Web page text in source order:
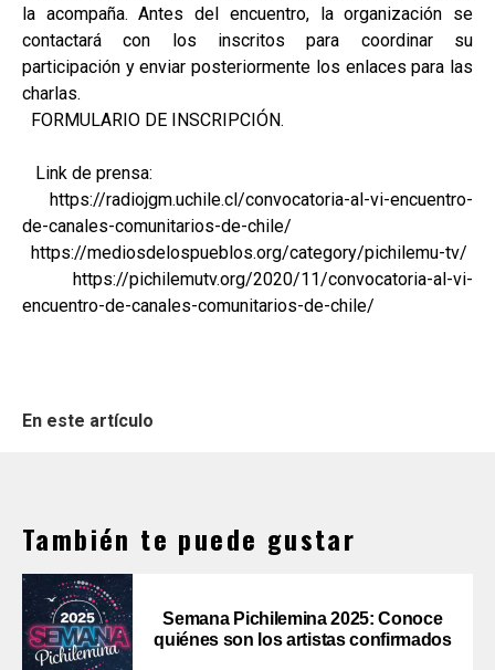
la acompaña. Antes del encuentro, la organización se
contactará con los inscritos para coordinar su
participación y enviar posteriormente los enlaces para las
charlas.
FORMULARIO DE INSCRIPCIÓN.
Link de prensa:
https://radiojgm.uchile.cl/convocatoria-al-vi-encuentro-
de-canales-comunitarios-de-chile/
https://mediosdelospueblos.org/category/pichilemu-tv/
https://pichilemutv.org/2020/11/convocatoria-al-vi-
encuentro-de-canales-comunitarios-de-chile/
En este artículo
También te puede gustar
Semana Pichilemina 2025: Conoce
quiénes son los artistas confirmados